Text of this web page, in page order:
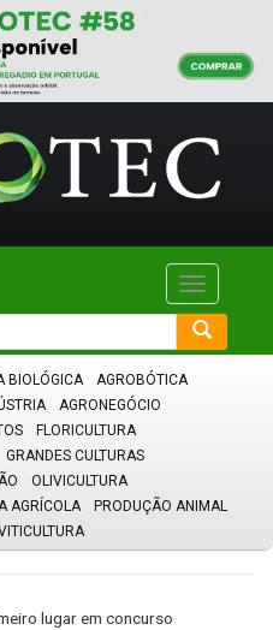
Toggle
BIOLÓGICA
AGROBÓTICA
AGRONEGÓCIO
FLORICULTURA
GRANDES CULTURAS
OLIVICULTURA
AGRÍCOLA
PRODUÇÃO ANIMAL
lugar em concurso